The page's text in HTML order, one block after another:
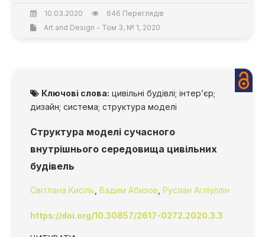
10.03.2020
646 Переглядів
Art and Design - Том 3, № 1, 2020
Ключові слова: цивільні будівлі; інтер’єр;
дизайн; система; структура моделі
Структура моделі сучасного
внутрішнього середовища цивільних
будівель
Світлана Кисіль Вадим Абизов Руслан Агліуллін
https://doi.org/10.30857/2617-0272.2020.3.3